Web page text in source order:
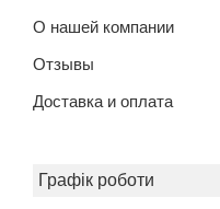
О нашей компании
Отзывы
Доставка и оплата
Графік роботи